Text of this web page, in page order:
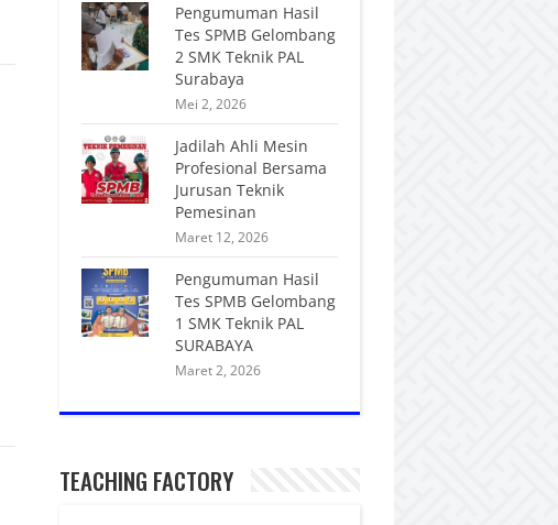
Pengumuman Hasil
Tes SPMB Gelombang
2 SMK Teknik PAL
Surabaya
Mei 2, 2026
Jadilah Ahli Mesin
Profesional Bersama
Jurusan Teknik
Pemesinan
Maret 12, 2026
Pengumuman Hasil
Tes SPMB Gelombang
1 SMK Teknik PAL
SURABAYA
Maret 2, 2026
TEACHING FACTORY